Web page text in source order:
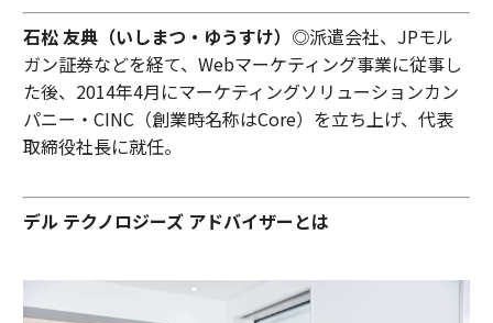
石松 友典（いしまつ・ゆうすけ） ◎派遣会社、JPモル
ガン証券などを経て、Webマーケティング事業に従事し
た後、2014年4月にマーケティングソリューションカン
パニー・CINC（創業時名称はCore）を立ち上げ、代表
取締役社長に就任。
デル テクノロジーズ アドバイザーとは